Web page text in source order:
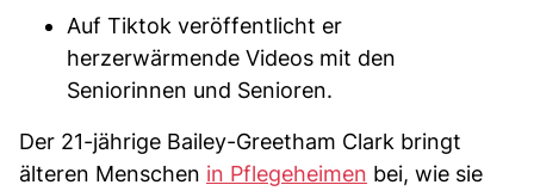
Auf Tiktok veröffentlicht er
herzerwärmende Videos mit den
Seniorinnen und Senioren.
Der 21-jährige Bailey-Greetham Clark bringt
älteren Menschen in Pflegeheimen bei, wie sie